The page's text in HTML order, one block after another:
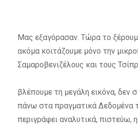
Μας εξαγόρασαν. Τώρα το
ακόμα κοιτάζουμε μόνο την
Σαμαροβενιζέλους και τους
βλέπουμε τη μεγάλη εικόνα, δεν
πάνω στα πραγματικά Δεδομένα
περιγράφει αναλυτικά, πιστεύω,